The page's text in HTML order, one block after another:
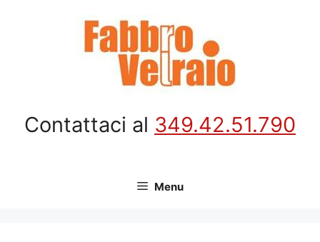
Contattaci al 349.42.51.790
Menu